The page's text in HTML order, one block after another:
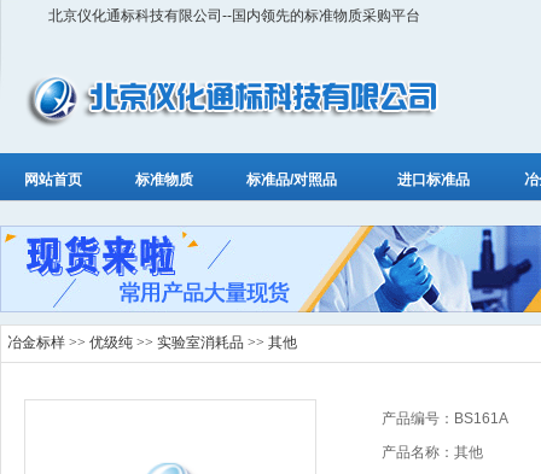
北京仪化通标科技有限公司--国内领先的标准物质采购平台
网站首页 标准物质 标准品/对照品 进口标准品
冶金标样 >> 优级纯 >> 实验室消耗品 >> 其他
产品编号：BS161A
产品名称：其他